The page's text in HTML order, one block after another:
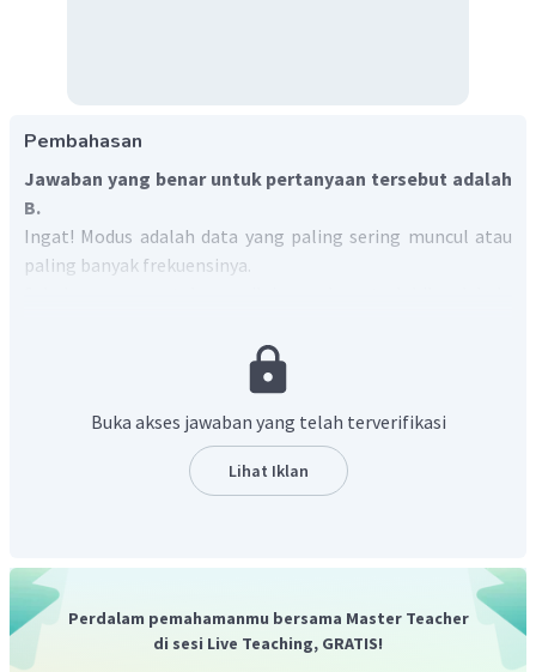
Pembahasan
Jawaban yang benar untuk pertanyaan tersebut adalah
B.
Ingat! Modus adalah data yang paling sering muncul atau
paling banyak frekuensinya.
60
Berdasarkan data di atas, nilai yang paling sering muncul
ulangan Zaenal selama satu semester adalah 60.
Oleh karena itu, jawaban yang benar adalah B.
Buka akses jawaban yang telah terverifikasi
Lihat Iklan
Perdalam pemahamanmu bersama Master Teacher
di sesi Live Teaching, GRATIS!